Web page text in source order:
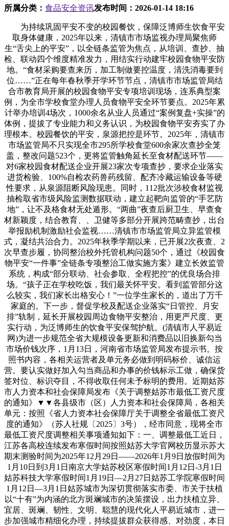
所属分类： 食品安全资讯发布时间： 2026-01-14 18:16
为持续巩固平安不变的校园餐饮，保障泛博师生饮食平安
取身体健康，2025年以来，清镇市市场监视办理局聚焦师
生“舌尖上的平安”，以全链条监管为焦点，从培训、查抄、抽
检、联动四个维度精准发力，用结实行动建牢校园食物平安防
地。“食材采购要查来历，加工制做要控温度，清洗消毒要到
位……”正在每年春秋季开学环节节点，清镇市市场监管局结
合市教育局开展的校园食物平安专项培训现场，连系典型案
例，为全市学校食堂办理人员食物平安全环节要点。2025年累
计举办培训4场次，1000余名从业人员通过“案例复盘+实操”的
体例，提拔了专业能力和义务认识，为校园食物平安夯实了办
理根本。校园餐饮的平安，泉源把控是环节。2025年，清镇市
市场监管局不只实现全市295所学校食堂600余家次查抄全笼
盖，整改问题523个，更将监管触角延长至食材配送环节——
对6家校园食材配送企业开展23家次专项查抄，要求企业落实
进货检验、100%自检农药兽药残留、配齐冷藏运输设备等硬
性要求，从泉源阻断风险现患。同时，112批次涉校食材监视
抽检取省市级风险监测数据联动，建立起靶向监管的“手艺防
地”，让不及格食材无处遁形。“两曲”夜查后厨卫生、早查食
材新颖度，结合教育、、卫健等多部分开展跨范畴查抄，出台
举报励机制激励社会监视……清镇市市场监管局立异监管模
式，凝结共治合力。2025年秋季学期以来，已开展2次夜查、2
次早查步履，协同整治校外托管机构问题50个，通过《校园食
物平安“一件事”全链条专项整治工做实施方案》建立长效监管
系统，构成“部分联动、社会参取、全程把控”的优良场合排
场。“孩子正在学校吃饭，我们最关怀平安。看到监管部分这
么较实，我们家长出格安心！”一位学生家长的，道出了万千
家庭的。下一步，督促学校及配送企业落实“日管控、月安
排”轨制，延长开展校园周边食物平安整治，用更严尺度、更
实行动，为泛博师生的饮食平安保驾护航。(清镇市人平易近
网)为进一步规范全省大规模设备更新和消费品以旧换新勾当
市场价钱次序，1月13日，河南省市场监管局发布提示书。按
照书内容，各相关运营者及单元务必做到明码标价、诚信运
营。要认实做好加入勾当商品和办事的价钱标示工做，确保货
签对位、标识夺目，不得收取任何未予标明的费用。近期姑苏
市人力资本和社会保障局发布《关于调整姑苏市最低工资尺度
的通知》▼▼各县级市（区）人力资本和社会保障局，各相关
单元：按照《省人力资本社会保障厅关于调整全省最低工资尺
度的通知》（苏人社规〔2025〕3号），经市同意，现将全市
最低工资尺度调整相关事项通知如下：一、调整最低工近日，
江苏各高校连续发布寒假时间按照姑苏大学官网校历显示苏大
期末测验时间为2025年12月29日——2026年1月9日放假时间为
1月10日到3月1日南京大学姑苏校区寒假时间1月12日-3月1日
姑苏科技大学寒假时间1月19日—2月27日姑苏工学院寒假时间
1月12日—3月1日姑苏城市为深切贯彻落实市委、市关于扶植
以“十有”为内涵的北方斑斓城市的决策摆设，出力扶植立异、
宜居、斑斓、韧性、文明、聪慧的现代化人平易近城市，进一
步加强城市精细化办理，持续提拔群众获得感、对劲度，本日